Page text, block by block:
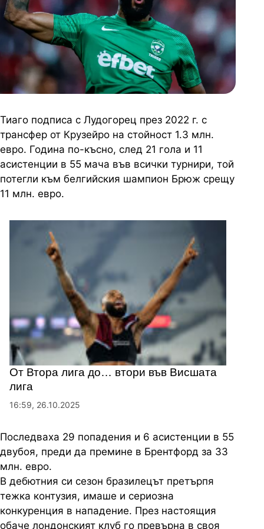
Тиаго подписа с Лудогорец през 2022 г. с
трансфер от Крузейро на стойност 1.3 млн.
евро. Година по-късно, след 21 гола и 11
асистенции в 55 мача във всички турнири, той
потегли към белгийския шампион Брюж срещу
11 млн. евро.
От Втора лига до… втори във Висшата
лига
16:59, 26.10.2025
Последваха 29 попадения и 6 асистенции в 55
двубоя, преди да премине в Брентфорд за 33
млн. евро.
В дебютния си сезон бразилецът претърпя
тежка контузия, имаше и сериозна
конкуренция в нападение. През настоящия
обаче лондонският клуб го превърна в своя